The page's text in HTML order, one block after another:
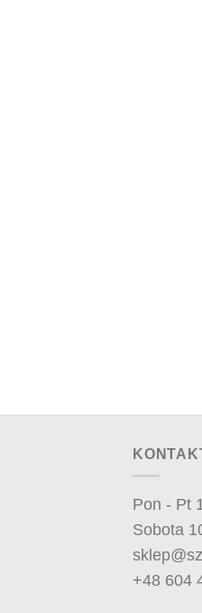
Pon - Pt
Sobota
+48 604